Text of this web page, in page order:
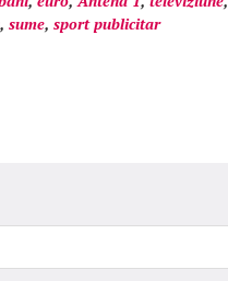
, sume, sport publicitar